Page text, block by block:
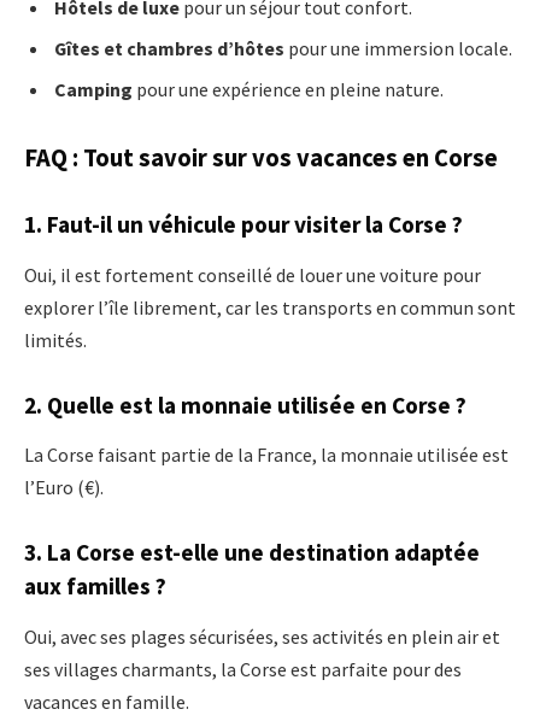
Hôtels de luxe pour un séjour tout confort.
Gîtes et chambres d’hôtes pour une immersion locale.
Camping pour une expérience en pleine nature.
FAQ : Tout savoir sur vos vacances en Corse
1. Faut-il un véhicule pour visiter la Corse ?
Oui, il est fortement conseillé de louer une voiture pour
explorer l’île librement, car les transports en commun sont
limités.
2. Quelle est la monnaie utilisée en Corse ?
La Corse faisant partie de la France, la monnaie utilisée est
l’Euro (€).
3. La Corse est-elle une destination adaptée
aux familles ?
Oui, avec ses plages sécurisées, ses activités en plein air et
ses villages charmants, la Corse est parfaite pour des
vacances en famille.